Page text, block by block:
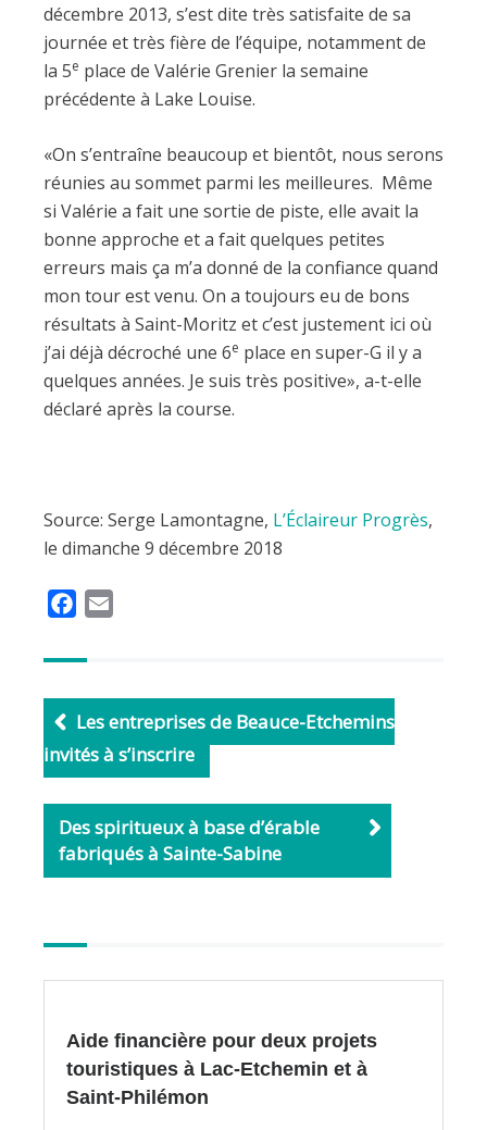
décembre 2013, s’est dite très satisfaite de sa
journée et très fière de l’équipe, notamment de
la 5e place de Valérie Grenier la semaine
précédente à Lake Louise.
«On s’entraîne beaucoup et bientôt, nous serons
réunies au sommet parmi les meilleures. Même
si Valérie a fait une sortie de piste, elle avait la
bonne approche et a fait quelques petites
erreurs mais ça m’a donné de la confiance quand
mon tour est venu. On a toujours eu de bons
résultats à Saint-Moritz et c’est justement ici où
j’ai déjà décroché une 6e place en super-G il y a
quelques années. Je suis très positive», a-t-elle
déclaré après la course.
Source: Serge Lamontagne, L’Éclaireur Progrès,
le dimanche 9 décembre 2018
c
b
o
o
k
l
Les entreprises de Beauce-Etchemins
invités à s’inscrire
Des spiritueux à base d’érable
fabriqués à Sainte-Sabine
articles
Aide financière pour deux projets
touristiques à Lac-Etchemin et à
Saint-Philémon